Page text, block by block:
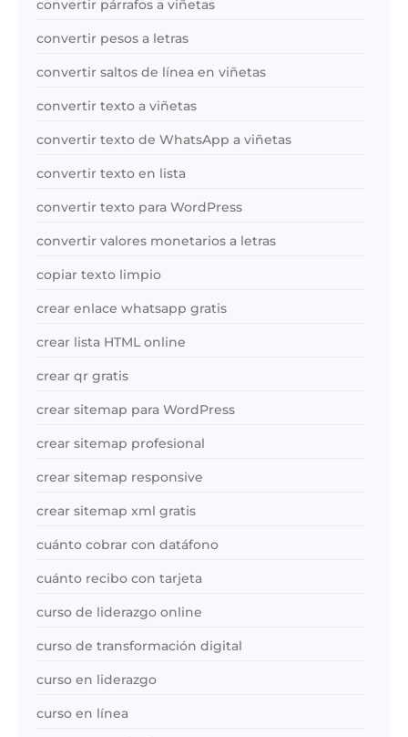
convertir párrafos a viñetas
convertir pesos a letras
convertir saltos de línea en viñetas
convertir texto a viñetas
convertir texto de WhatsApp a viñetas
convertir texto en lista
convertir texto para WordPress
convertir valores monetarios a letras
copiar texto limpio
crear enlace whatsapp gratis
crear lista HTML online
crear qr gratis
crear sitemap para WordPress
crear sitemap profesional
crear sitemap responsive
crear sitemap xml gratis
cuánto cobrar con datáfono
cuánto recibo con tarjeta
curso de liderazgo online
curso de transformación digital
curso en liderazgo
curso en línea